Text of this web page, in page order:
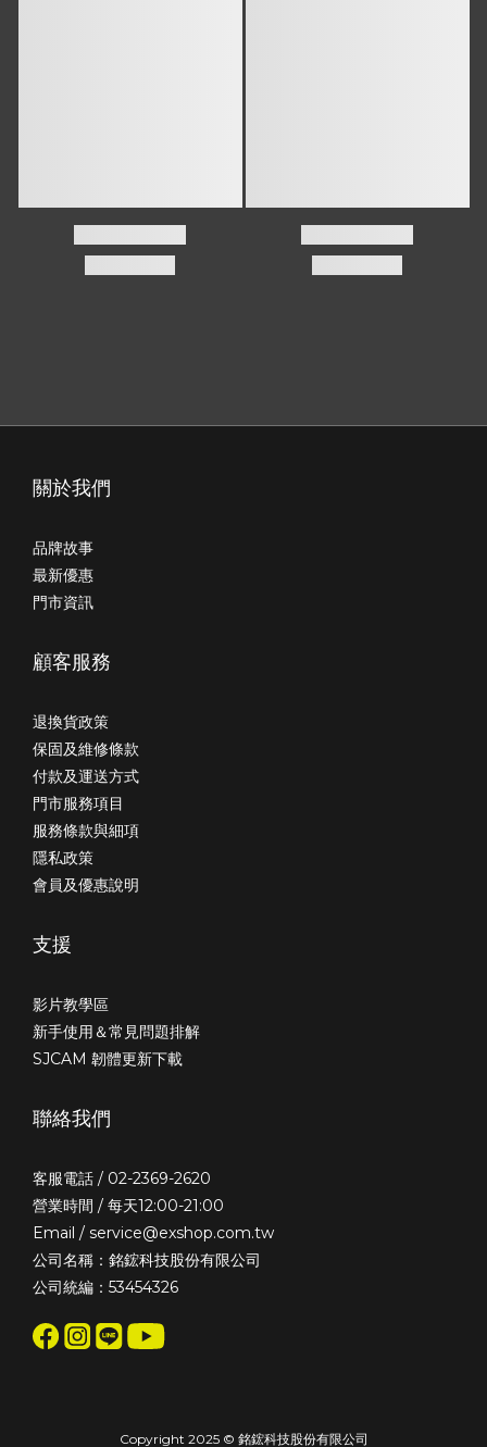
關於我們
品牌故事
最新優惠
門市資訊
顧客服務
退換貨政策
保固及維修條款
付款及運送方式
門市服務項目
服務條款與細項
隱私政策
會員及優惠說明
支援
影片教學區
新手使用＆常見問題排解
SJCAM 韌體更新下載
聯絡我們
客服電話 / 02-2369-2620
營業時間 / 每天12:00-21:00
Email / service@exshop.com.tw
公司名稱：銘鋐科技股份有限公司
公司統編：53454326
Copyright 2025 © 銘鋐科技股份有限公司